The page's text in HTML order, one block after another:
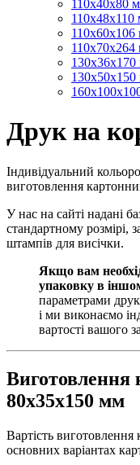
110х40х80
110х48х110
Друк на
Індивідуальний
виготовлення
У нас на сайті надані
стандартному розмірі,
штампів для висічки.
Якщо вам
упаковку в
параметрами
і ми виконаємо
вартості вашого
Виготовлення
80х35х150 мм
Вартість виготовлення
основних варіантах